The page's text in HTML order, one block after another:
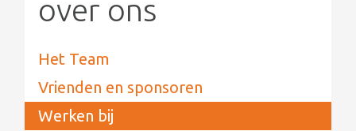
over ons
Het Team
Vrienden en sponsoren
Werken bij